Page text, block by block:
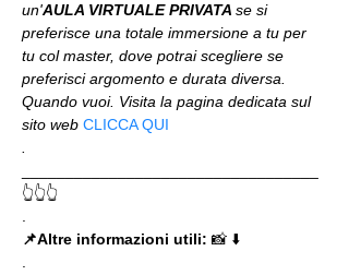
un'AULA VIRTUALE PRIVATA se si
preferisce una totale immersione a tu per
tu col master, dove potrai scegliere se
preferisci argomento e durata diversa.
Quando vuoi. Visita la pagina dedicata sul
sito web CLICCA QUI
👆👆👆
📌Altre informazioni utili: 📸 ⬇️